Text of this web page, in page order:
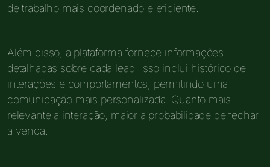
de trabalho mais coordenado e eficiente.
Além disso, a plataforma fornece informações
detalhadas sobre cada lead. Isso inclui histórico de
interações e comportamentos, permitindo uma
comunicação mais personalizada. Quanto mais
relevante a interação, maior a probabilidade de fechar
a venda.